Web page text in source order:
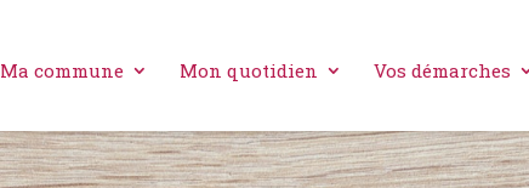
Ma commune Mon quotidien Vos démarches